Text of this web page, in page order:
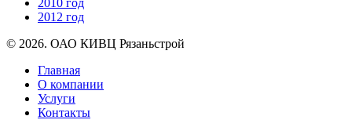
2012 год
© 2026. ОАО КИВЦ Рязаньстрой
Главная
О компании
Услуги
Контакты